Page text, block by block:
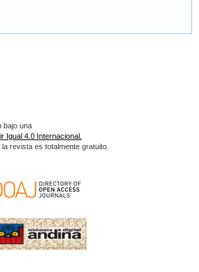
bajo una
Igual 4.0 Internacional.
revista es totalmente gratuito.